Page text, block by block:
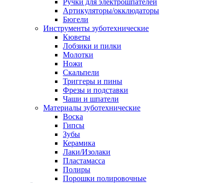
Артикуляторы/окклюдаторы
Бюгели
Инструменты зуботехнические
Кюветы
Лобзики и пилки
Молотки
Ножи
Скальпели
Триггеры и пины
Фрезы и подставки
Чаши и шпатели
Материалы зуботехнические
Воска
Гипсы
Зубы
Керамика
Лаки/Изолаки
Пластамасса
Полиры
Порошки полировочные